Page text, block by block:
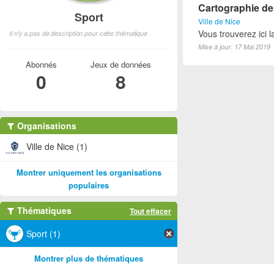
Cartographie
Ville de Nice
Vous trouverez ici
Mise à jour: 17 Mai 2019
Sport
Il n'y a pas de description pour cette thématique
Abonnés
0
Jeux de données
8
Organisations
Ville de Nice (1)
Montrer uniquement les organisations
populaires
Thématiques Tout effacer
Sport (1)
Montrer plus de thématiques